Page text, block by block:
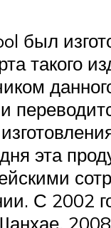
был
такого
эта
С 2002